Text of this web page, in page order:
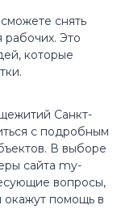
снять
Это
которые
Санкт-
с подробным
В выборе
сайта my-
вопросы,
окажут помощь в